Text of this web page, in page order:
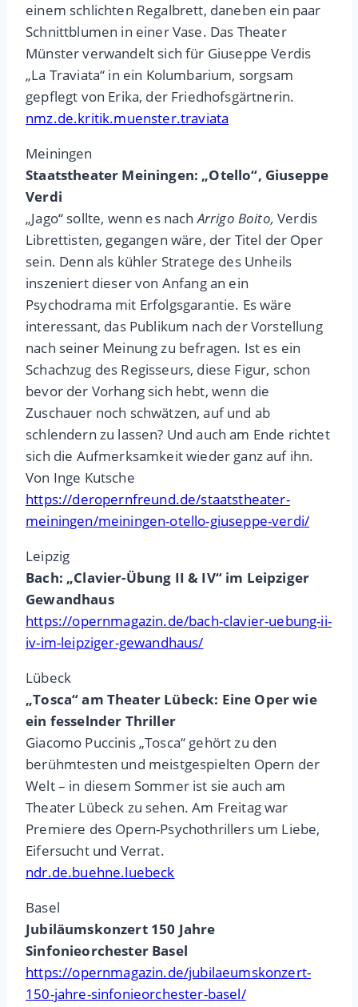
einem schlichten Regalbrett, daneben ein paar
Schnittblumen in einer Vase. Das Theater
Münster verwandelt sich für Giuseppe Verdis
„La Traviata“ in ein Kolumbarium, sorgsam
gepflegt von Erika, der Friedhofsgärtnerin.
nmz.de.kritik.muenster.traviata
Meiningen
Staatstheater Meiningen: „Otello“, Giuseppe
Verdi
„Jago“ sollte, wenn es nachArrigo Boito,Verdis
Librettisten, gegangen wäre, der Titel der Oper
sein. Denn als kühler Stratege des Unheils
inszeniert dieser von Anfang an ein
Psychodrama mit Erfolgsgarantie. Es wäre
interessant, das Publikum nach der Vorstellung
nach seiner Meinung zu befragen. Ist es ein
Schachzug des Regisseurs, diese Figur, schon
bevor der Vorhang sich hebt, wenn die
Zuschauer noch schwätzen, auf und ab
schlendern zu lassen? Und auch am Ende richtet
sich die Aufmerksamkeit wieder ganz auf ihn.
Von Inge Kutsche
https://deropernfreund.de/staatstheater-
meiningen/meiningen-otello-giuseppe-verdi/
Leipzig
Bach: „Clavier-Übung II & IV“ im Leipziger
Gewandhaus
https://opernmagazin.de/bach-clavier-uebung-ii-
iv-im-leipziger-gewandhaus/
Lübeck
„Tosca“ am Theater Lübeck: Eine Oper wie
ein fesselnder Thriller
Giacomo Puccinis „Tosca“ gehört zu den
berühmtesten und meistgespielten Opern der
Welt – in diesem Sommer ist sie auch am
Theater Lübeck zu sehen. Am Freitag war
Premiere des Opern-Psychothrillers um Liebe,
Eifersucht und Verrat.
ndr.de.buehne.luebeck
Basel
Jubiläumskonzert 150 Jahre
Sinfonieorchester Basel
https://opernmagazin.de/jubilaeumskonzert-
150-jahre-sinfonieorchester-basel/